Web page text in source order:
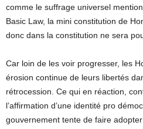
comme le suffrage universel
Basic Law, la mini constitution de
donc dans la constitution ne sera
Car loin de les voir progresser, les
érosion continue de leurs libertés
rétrocession. Ce qui en réaction,
l’affirmation d’une identité pro
gouvernement tente de faire